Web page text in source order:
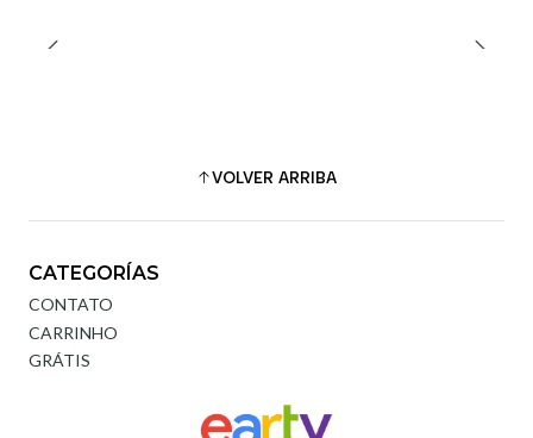
VOLVER ARRIBA
CATEGORÍAS
CONTATO
CARRINHO
GRÁTIS